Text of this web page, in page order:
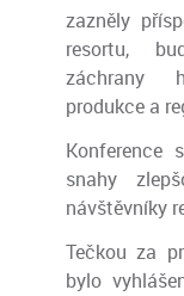
zazněly
resortu,
záchrany
produkce a
Konference
snahy
návštěvníky
Tečkou za
bylo